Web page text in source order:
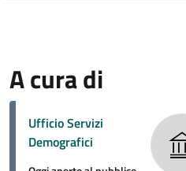
A cura di
Ufficio Servizi
Demografici